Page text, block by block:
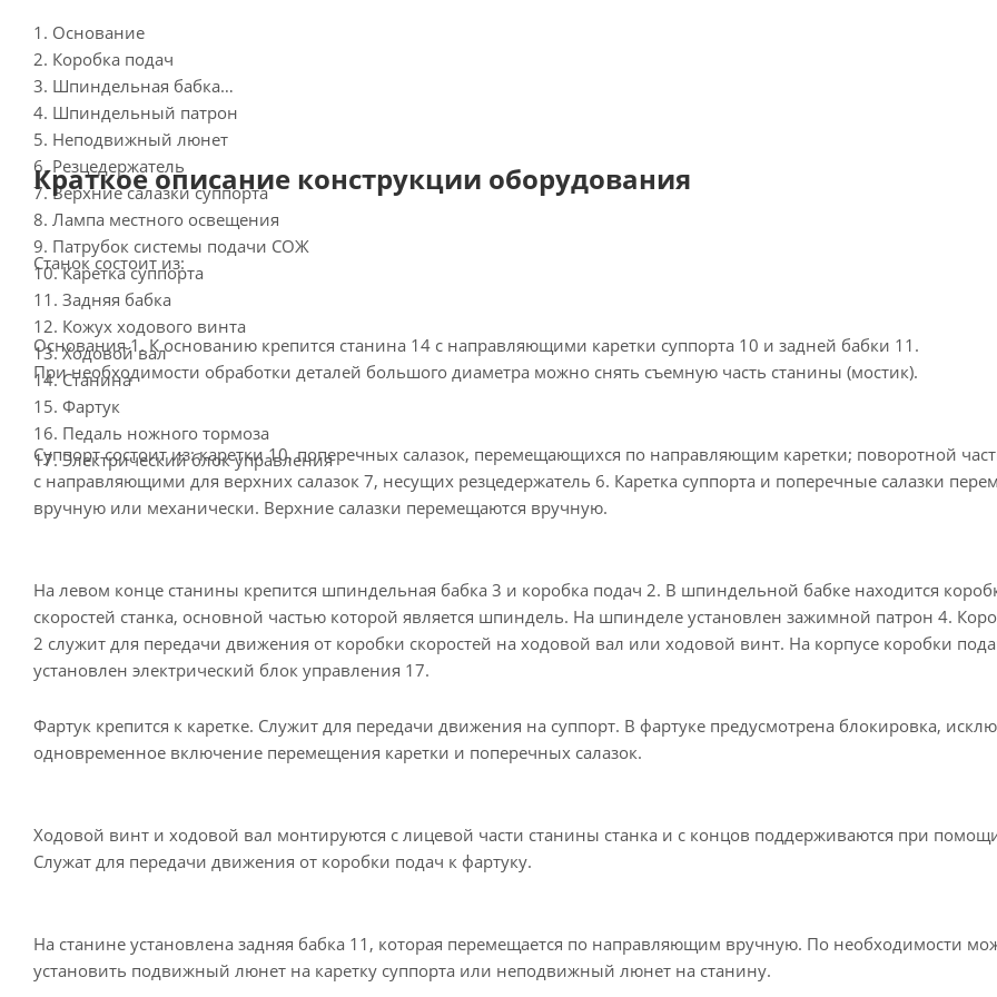
1. Основание
2. Коробка подач
3. Шпиндельная бабка
4. Шпиндельный патрон
5. Неподвижный люнет
6. Резцедержатель
7. Верхние салазки суппорта
8. Лампа местного освещения
9. Патрубок системы подачи СОЖ
10. Каретка суппорта
11. Задняя бабка
12. Кожух ходового винта
13. Ходовой вал
14. Станина
15. Фартук
16. Педаль ножного тормоза
17. Электрический блок управления
Краткое описание конструкции оборудования
Станок состоит из:
Основания 1. К основанию крепится станина 14 с направляющими каретки суппорта 10 и задней бабки 11.
При необходимости обработки деталей большого диаметра можно снять съемную часть станины (мостик).
Суппорт состоит из: каретки 10, поперечных салазок, перемещающихся по направляющим каретки; поворотной
с направляющими для верхних салазок 7, несущих резцедержатель 6. Каретка суппорта и поперечные салазки
вручную или механически. Верхние салазки перемещаются вручную.
На левом конце станины крепится шпиндельная бабка 3 и коробка подач 2. В шпиндельной бабке находится
скоростей станка, основной частью которой является шпиндель. На шпинделе установлен зажимной патрон 4.
2 служит для передачи движения от коробки скоростей на ходовой вал или ходовой винт. На корпусе коробки
установлен электрический блок управления 17.
Фартук крепится к каретке. Служит для передачи движения на суппорт. В фартуке предусмотрена блокировка,
одновременное включение перемещения каретки и поперечных салазок.
Ходовой винт и ходовой вал монтируются с лицевой части станины станка и с концов поддерживаются при
Служат для передачи движения от коробки подач к фартуку.
На станине установлена задняя бабка 11, которая перемещается по направляющим вручную. По необходимости
установить подвижный люнет на каретку суппорта или неподвижный люнет на станину.